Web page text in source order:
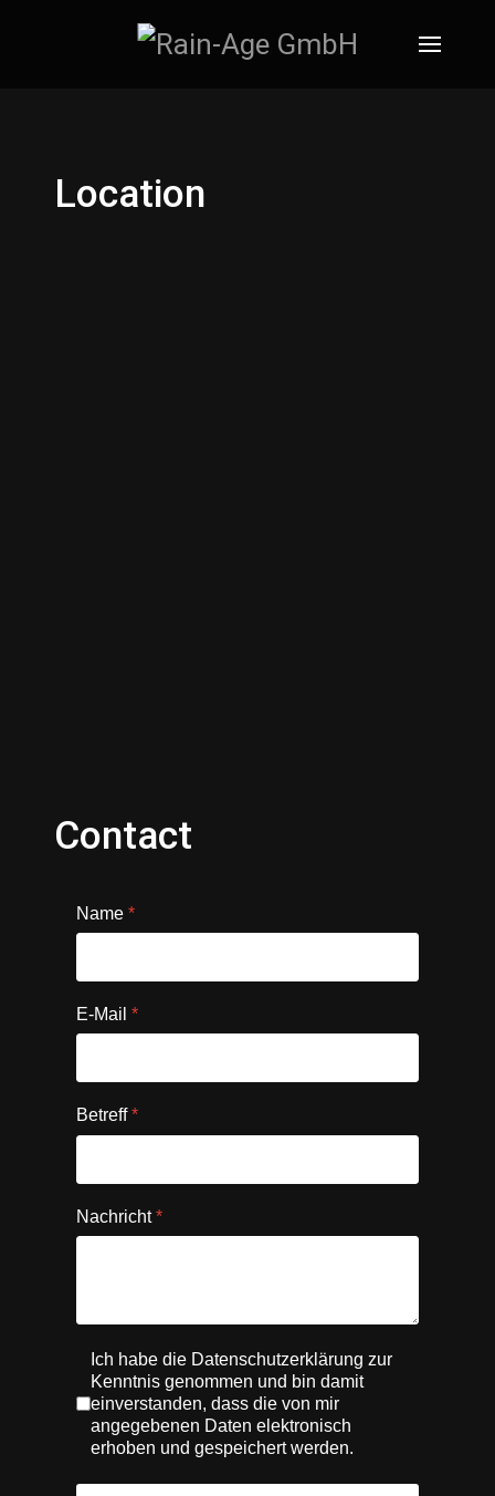
Location
Contact
Name *
E-Mail *
Betreff*
Nachricht*
Ich habe die Datenschutzerklärung zur
Kenntnis genommen und bin damit
einverstanden, dass die von mir
angegebenen Daten elektronisch
erhoben und gespeichert werden.